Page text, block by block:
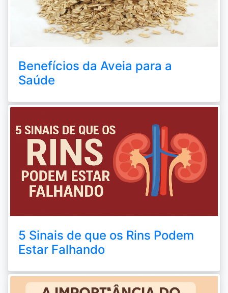
Benefícios da Aveia para a
Saúde
5 Sinais de que os Rins Podem
Estar Falhando